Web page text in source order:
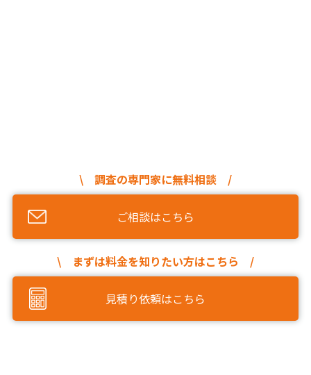
\ 調査の専門家に無料相談 /
ご相談はこちら
\ まずは料金を知りたい方はこちら /
見積り依頼はこちら